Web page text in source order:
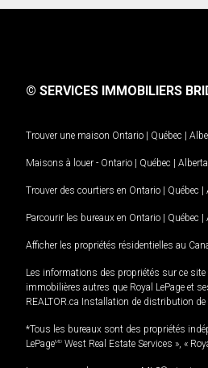
© SERVICES IMMOBILIERS
Trouver une maison Ontario | Québec |
Maisons à louer - Ontario | Québec | Alberta
Trouver des courtiers en Ontario | Québec |
Parcourir les bureaux en Ontario | Québec |
Afficher les propriétés résidentielles au
Les informations des propriétés sur ce
immobilières autres que Royal LePage et
REALTOR.ca Installation de distribution de
*Tous les bureaux sont des propriétés
LePageMD West Real Estate Services », «